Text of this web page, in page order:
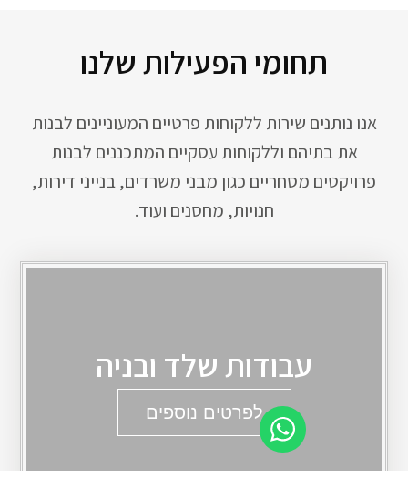
תחומי הפעילות שלנו
אנו נותנים שירות ללקוחות פרטיים המעוניינים לבנות
את בתיהם וללקוחות עסקיים המתכננים לבנות
פרויקטים מסחריים כגון מבני משרדים, בנייני דירות,
חנויות, מחסנים ועוד.
עבודות שלד ובניה
לפרטים נוספים